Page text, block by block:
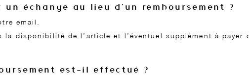
échange au lieu d’un remboursement ?
email.
la disponibilité de l’article et l’éventuel supplément à payer
est-il effectué ?